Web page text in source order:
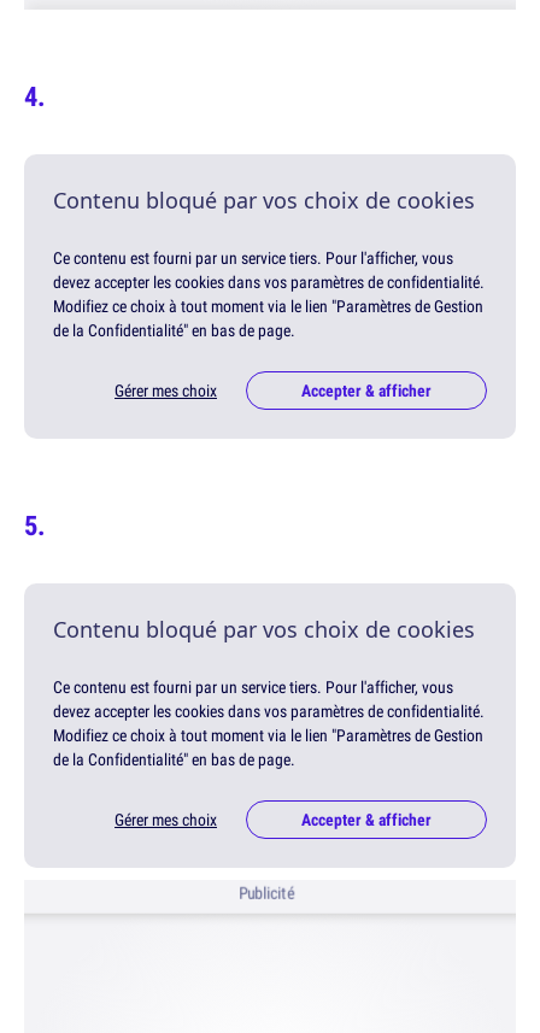
Contenu bloqué par vos choix de cookies
Ce contenu est fourni par un service tiers. Pour l'afficher, vous
devez accepter les cookies dans vos paramètres de confidentialité.
Modifiez ce choix à tout moment via le lien "Paramètres de Gestion
de la Confidentialité" en bas de page.
Gérer mes choix Accepter & afficher
Contenu bloqué par vos choix de cookies
Ce contenu est fourni par un service tiers. Pour l'afficher, vous
devez accepter les cookies dans vos paramètres de confidentialité.
Modifiez ce choix à tout moment via le lien "Paramètres de Gestion
de la Confidentialité" en bas de page.
Gérer mes choix Accepter & afficher
Publicité